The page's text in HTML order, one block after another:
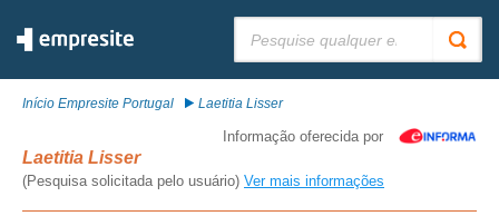
Início Empresite Portugal Laetitia Lisser
Informação oferecida por
Laetitia Lisser
(Pesquisa solicitada pelo usuário) Ver mais informações